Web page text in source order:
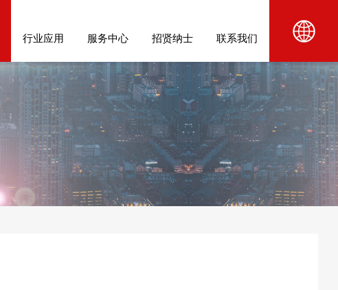
行业应用 服务中心 招贤纳士 联系我们